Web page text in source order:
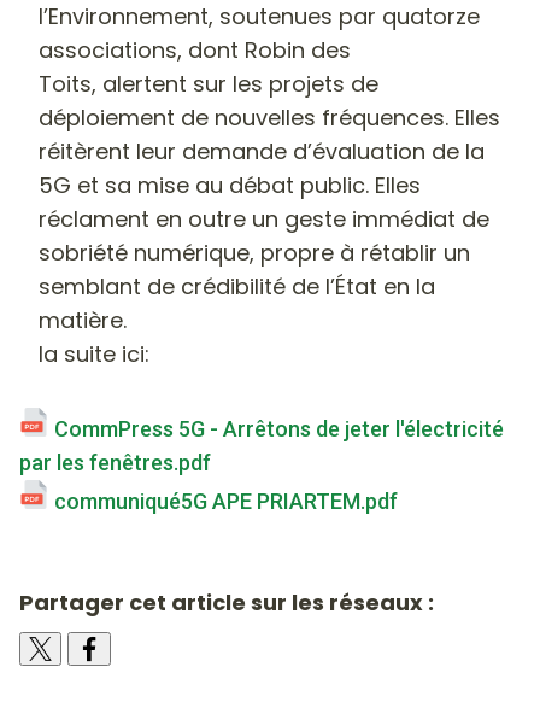
l’Environnement, soutenues par quatorze
associations, dont Robin des
Toits, alertent sur les projets de
déploiement de nouvelles fréquences. Elles
réitèrent leur demande d’évaluation de la
5G et sa mise au débat public. Elles
réclament en outre un geste immédiat de
sobriété numérique, propre à rétablir un
semblant de crédibilité de l’État en la
matière.
la suite ici:
CommPress 5G - Arrêtons de jeter l'électricité
par les fenêtres.pdf
communiqué5G APE PRIARTEM.pdf
Partager cet article sur les réseaux :